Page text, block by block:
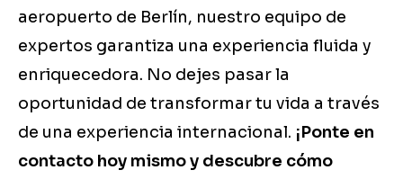
aeropuerto de Berlín, nuestro equipo de
expertos garantiza una experiencia fluida y
enriquecedora. No dejes pasar la
oportunidad de transformar tu vida a través
de una experiencia internacional. ¡Ponte en
contacto hoy mismo y descubre cómo